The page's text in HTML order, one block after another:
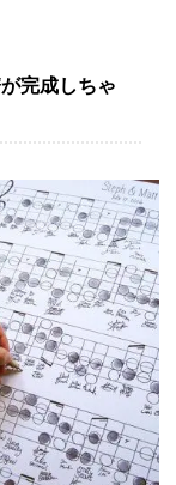
完成しちゃ